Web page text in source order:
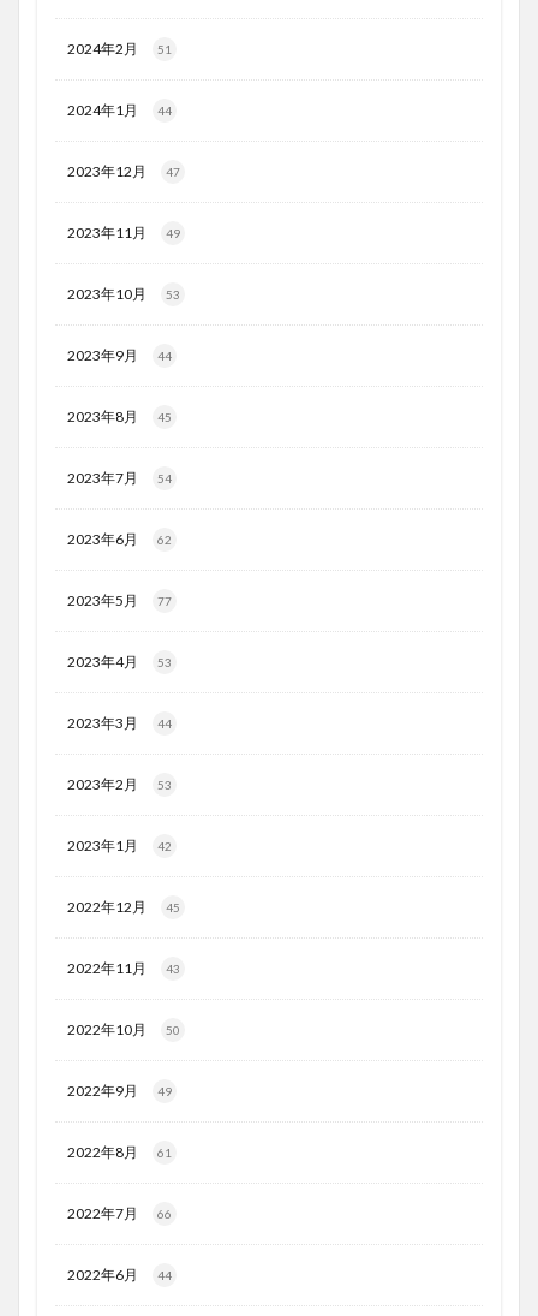
2024年2月 51
2024年1月 44
2023年12月 47
2023年11月 49
2023年10月 53
2023年9月 44
2023年8月 45
2023年7月 54
2023年6月 62
2023年5月 77
2023年4月 53
2023年3月 44
2023年2月 53
2023年1月 42
2022年12月 45
2022年11月 43
2022年10月 50
2022年9月 49
2022年8月 61
2022年7月 66
2022年6月 44